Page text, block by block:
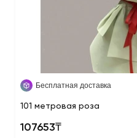
Бесплатная доставка
101 метровая роза
107653₸